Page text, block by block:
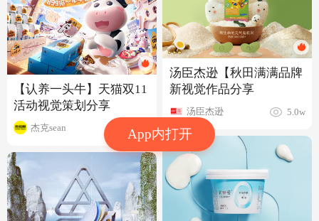
App内打开
【认养一头牛】天猫双11
活动视觉策划分享
杰克sean 11.5w
汤臣杰逊【秋田满满品牌
新视觉作品分享
汤臣杰逊 5.0w